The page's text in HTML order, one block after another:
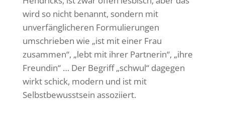
wird so nicht benannt, sondern mit
unverfänglicheren Formulierungen
umschrieben wie „ist mit einer Frau
zusammen“, „lebt mit ihrer Partnerin“, „ihre
Freundin“ … Der Begriff „schwul“ dagegen
wirkt schick, modern und ist mit
Selbstbewusstsein assoziiert.